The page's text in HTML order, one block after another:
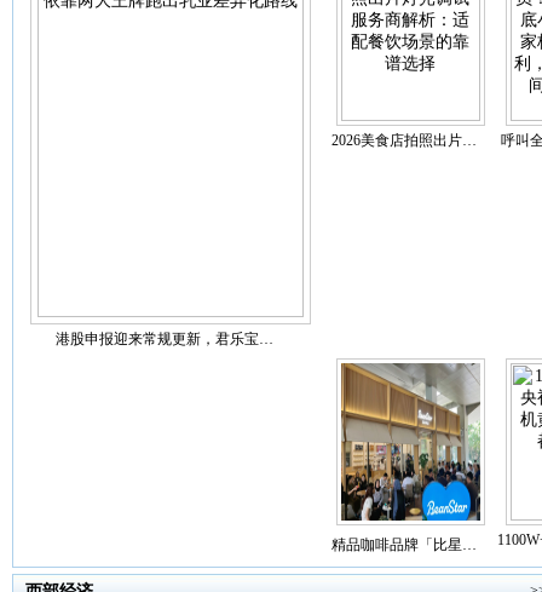
港股申报迎来常规更新，君乐宝…
2026美食店拍照出片… 呼叫
精品咖啡品牌「比星…